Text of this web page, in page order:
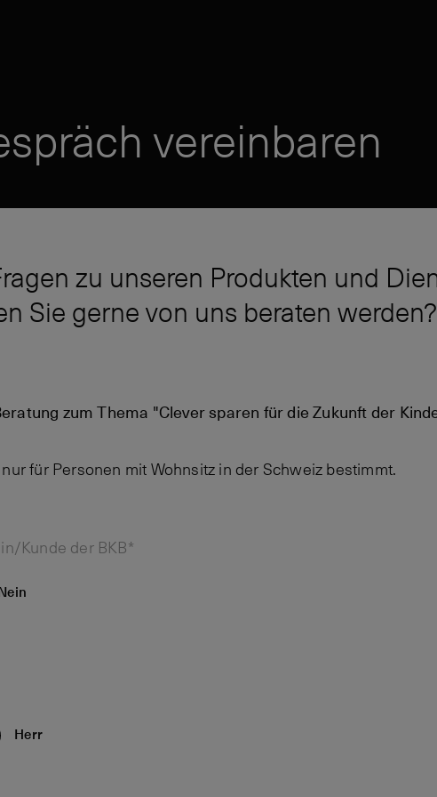
vereinbaren
zu unseren Produkten und
Sie gerne von uns beraten werden?
zum Thema "Clever sparen für die Zukunft der
für Personen mit Wohnsitz in der Schweiz bestimmt.
Kunde der BKB*
Herr